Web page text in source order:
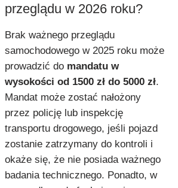
przeglądu w 2026 roku?
Brak ważnego przeglądu
samochodowego w 2025 roku może
prowadzić do mandatu w
wysokości od 1500 zł do 5000 zł.
Mandat może zostać nałożony
przez policję lub inspekcję
transportu drogowego, jeśli pojazd
zostanie zatrzymany do kontroli i
okaże się, że nie posiada ważnego
badania technicznego. Ponadto, w